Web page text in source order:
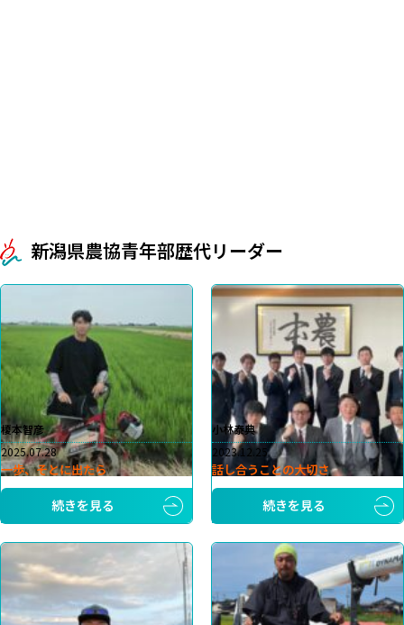
新潟県農協青年部歴代リーダー
榎本智彦
2025.07.28
一歩、そとに出たら
続きを見る
小林泰典
2023.12.25
話し合うことの大切さ
続きを見る